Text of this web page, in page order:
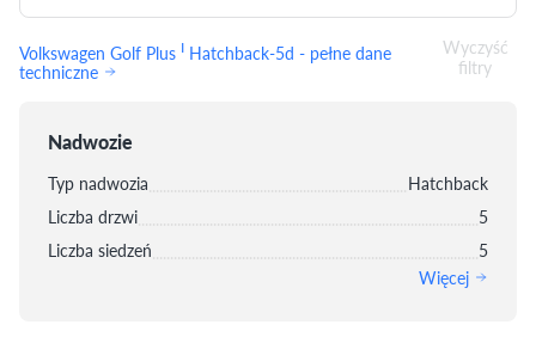
Volkswagen Golf Plus I Hatchback-5d - pełne dane
techniczne
Wyczyść
filtry
Nadwozie
Typ nadwozia
Hatchback
Liczba drzwi
5
Liczba siedzeń
5
Więcej